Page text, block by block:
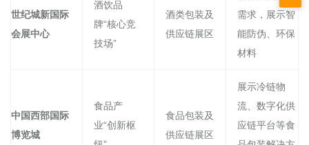
世纪城新国际
会展中心
酒饮品
牌“核心竞
技场”
酒类包装及
供应链展区
需求，展示智
能防伪、环保
材料
中国西部国际
博览城
食品产
业“创新枢
食品包装及
供应链展区
展示冷链物
流、数字化供
应链平台等食